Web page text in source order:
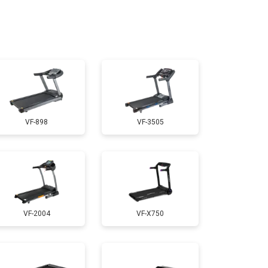
1000 ₽
1500 ₽ Заказать
800 ₽ Заказать
VF-898 VF-3505
VF-2004 VF-X750